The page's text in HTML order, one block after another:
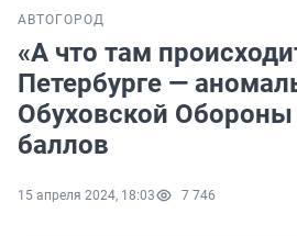
АВТО ГОРОД
«А что там
Петербурге —
Обуховской Обороны
баллов
15 апреля 2024, 18:03 7 746